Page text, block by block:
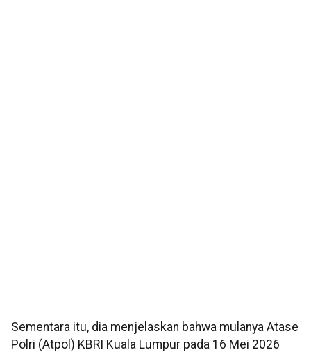
Sementara itu, dia menjelaskan bahwa mulanya Atase
Polri (Atpol) KBRI Kuala Lumpur pada 16 Mei 2026